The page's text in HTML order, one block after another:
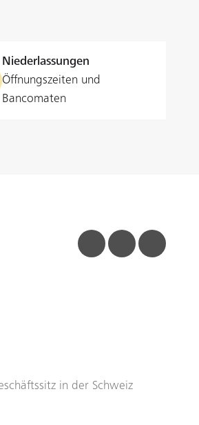
Niederlassungen
Öffnungszeiten und
Bancomaten
in der Schweiz